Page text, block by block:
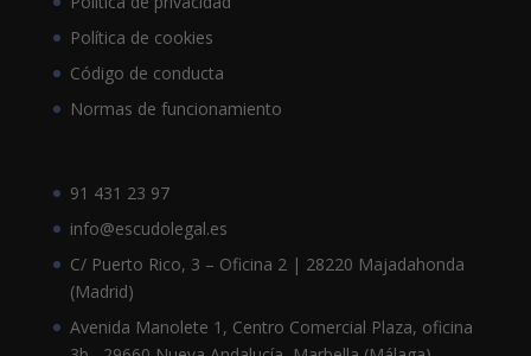
Política de cookies
Código de conducta
Normas de funcionamiento
91 431 23 97
info@escudolegal.es
C/ Puerto Rico, 3 – Oficina 2 | 28220 Majadahonda
(Madrid)
Avenida Manolete 1, Centro Comercial Plaza, oficina